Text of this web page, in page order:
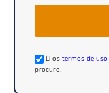
Li os termos de uso
procuro.